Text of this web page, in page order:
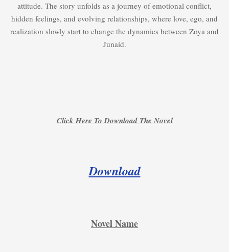
attitude. The story unfolds as a journey of emotional conflict,
hidden feelings, and evolving relationships, where love, ego, and
realization slowly start to change the dynamics between Zoya and
Junaid.
Click Here To Download The Novel
Download
Novel Name